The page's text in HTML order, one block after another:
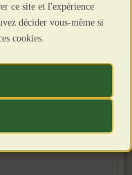
ce site et l'expérience
décider vous-même si
cookies.